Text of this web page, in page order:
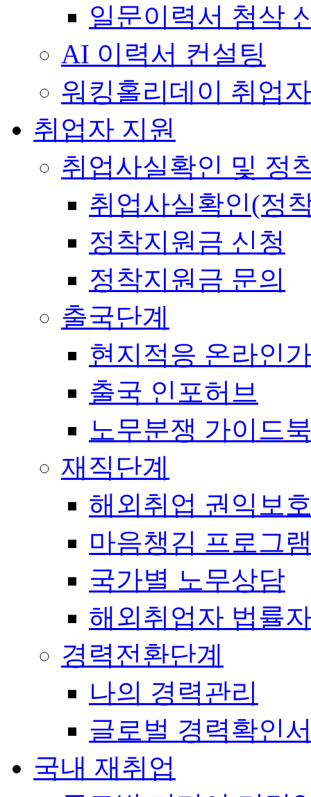
일문이력서 첨삭
AI 이력서 컨설팅
워킹홀리데이 취업
취업자 지원
취업사실확인 및 정
취업사실확인(정
정착지원금 신청
정착지원금 문의
출국단계
현지적응 온라인
출국 인포허브
노무분쟁 가이드
재직단계
해외취업 권익보
마음챙김 프로그
국가별 노무상담
해외취업자 법률
경력전환단계
나의 경력관리
글로벌 경력확인
국내 재취업